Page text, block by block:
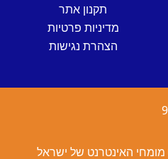
תקנון אתר
מדיניות פרטיות
הצהרת נגישות
מומחי האינטרנט של ישראל